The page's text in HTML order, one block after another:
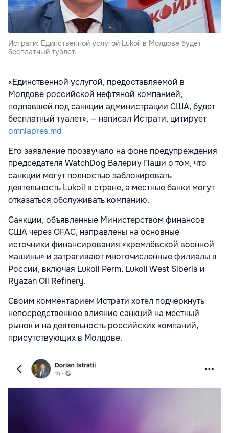
Истрати: Единственной услугой Lukoil в Молдове будет
бесплатный туалет.
«Единственной услугой, предоставляемой в
Молдове российской нефтяной компанией,
подпавшей под санкции администрации США, будет
бесплатный туалет», — написал Истрати, цитирует
omniapres.md
Его заявление прозвучало на фоне предупреждения
председателя WatchDog Валериу Паши о том, что
санкции могут полностью заблокировать
деятельность Lukoil в стране, а местные банки могут
отказаться обслуживать компанию.
Санкции, объявленные Министерством финансов
США через OFAC, направлены на основные
источники финансирования «кремлёвской военной
машины» и затрагивают многочисленные филиалы в
России, включая Lukoil Perm, Lukoil West Siberia и
Ryazan Oil Refinery.
Своим комментарием Истрати хотел подчеркнуть
непосредственное влияние санкций на местный
рынок и на деятельность российских компаний,
присутствующих в Молдове.